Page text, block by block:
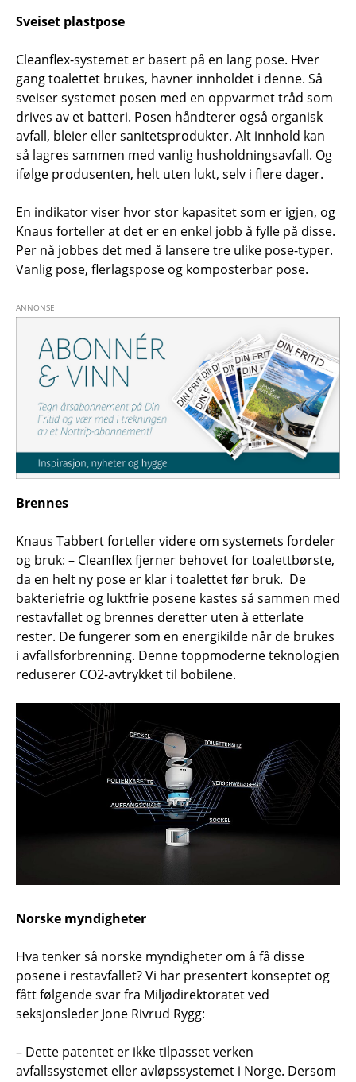
Sveiset plastpose
Cleanflex-systemet er basert på en lang pose. Hver
gang toalettet brukes, havner innholdet i denne. Så
sveiser systemet posen med en oppvarmet tråd som
drives av et batteri. Posen håndterer også organisk
avfall, bleier eller sanitetsprodukter. Alt innhold kan
så lagres sammen med vanlig husholdningsavfall. Og
ifølge produsenten, helt uten lukt, selv i flere dager.
En indikator viser hvor stor kapasitet som er igjen, og
Knaus forteller at det er en enkel jobb å fylle på disse.
Per nå jobbes det med å lansere tre ulike pose-typer.
Vanlig pose, flerlagspose og komposterbar pose.
Brennes
Knaus Tabbert forteller videre om systemets fordeler
og bruk: – Cleanflex fjerner behovet for toalettbørste,
da en helt ny pose er klar i toalettet før bruk. De
bakteriefrie og luktfrie posene kastes så sammen med
restavfallet og brennes deretter uten å etterlate
rester. De fungerer som en energikilde når de brukes
i avfallsforbrenning. Denne toppmoderne teknologien
reduserer CO2-avtrykket til bobilene.
Norske myndigheter
Hva tenker så norske myndigheter om å få disse
posene i restavfallet? Vi har presentert konseptet og
fått følgende svar fra Miljødirektoratet ved
seksjonsleder Jone Rivrud Rygg:
– Dette patentet er ikke tilpasset verken
avfallssystemet eller avløpssystemet i Norge. Dersom